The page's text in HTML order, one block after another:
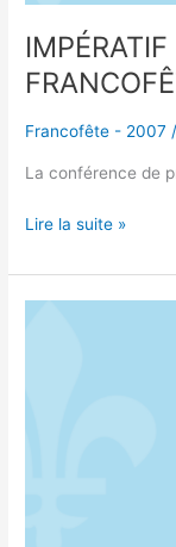
Francofête - 2007 /
La conférence de
Lire la suite »